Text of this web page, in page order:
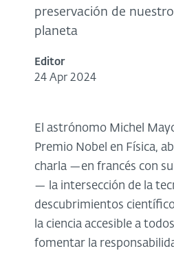
preservación de
planeta
Editor
24 Apr 2024
El astrónomo Michel
Premio Nobel en Física,
charla —en francés con
— la intersección de la
descubrimientos
la ciencia accesible a
fomentar la